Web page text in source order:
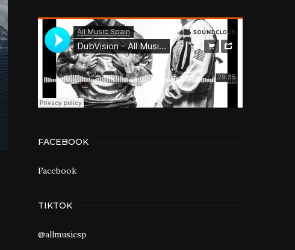
FACEBOOK
Facebook
TIKTOK
@allmusicsp